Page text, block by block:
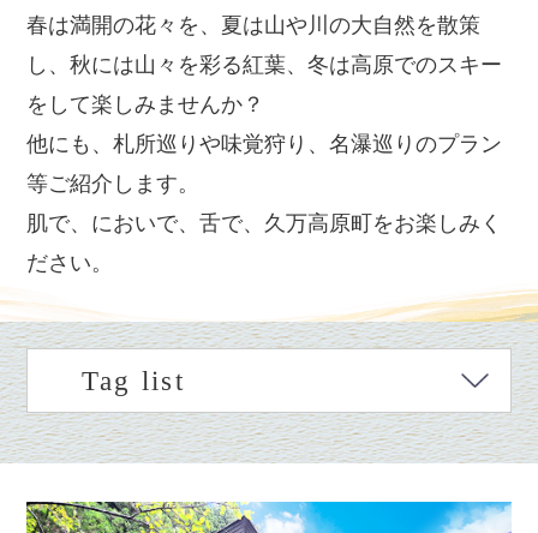
春は満開の花々を、夏は山や川の大自然を散策
し、秋には山々を彩る紅葉、冬は高原でのスキー
をして楽しみませんか？
他にも、札所巡りや味覚狩り、名瀑巡りのプラン
等ご紹介します。
肌で、においで、舌で、久万高原町をお楽しみく
ださい。
Tag list